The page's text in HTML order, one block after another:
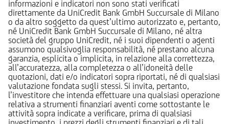
informazioni e indicatori non sono stati verificati
direttamente da UniCredit Bank GmbH Succursale di Milano
o da altro soggetto da quest’ultimo autorizzato e, pertanto,
né UniCredit Bank GmbH Succursale di Milano, né altra
società del gruppo UniCredit, né i suoi dipendenti o agenti
assumono qualsivoglia responsabilità, né prestano alcuna
garanzia, esplicita o implicita, in relazione alla correttezza,
all’accuratezza, alla completezza o all’idoneità delle
quotazioni, dati e/o indicatori sopra riportati, né di qualsiasi
valutazione fondata sugli stessi. Si invita, pertanto,
l’investitore che intenda effettuare una qualsiasi operazione
relativa a strumenti finanziari aventi come sottostante le
attività sopra indicate a verificare, prima di qualsiasi